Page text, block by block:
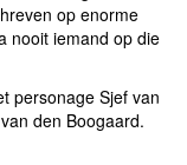
op enorme
nooit iemand op die
personage Sjef van
den Boogaard.